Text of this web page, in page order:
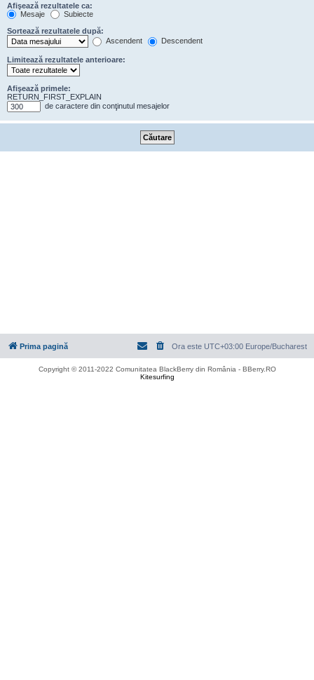
Afişează rezultatele ca:
Mesaje
Subiecte
Sortează rezultatele după:
Ascendent
Descendent
Limitează rezultatele anterioare:
Afişează primele:
RETURN_FIRST_EXPLAIN
de caractere din conţinutul mesajelor
Prima pagină Ora este UTC+03:00 Europe/Bucharest
Copyright © 2011-2022 Comunitatea BlackBerry din România - BBerry.RO
Kitesurfing